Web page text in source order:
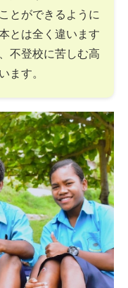
とができるように
とは全く違います
不登校に苦しむ高
ます。